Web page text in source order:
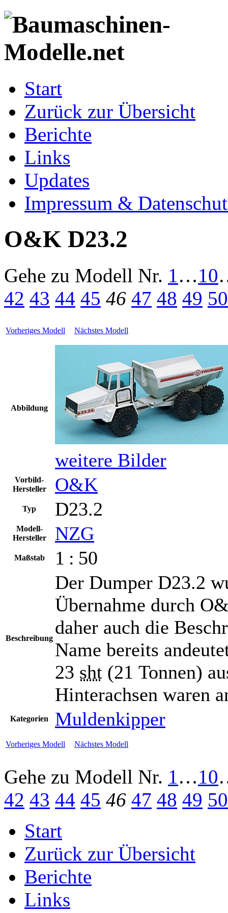
Start
Zurück zur Übersicht
Berichte
Links
Updates
Impressum &
O&K D23.2
Gehe zu Modell Nr. 1…10
42 43 44 45 46 47 48 49 50
Vorheriges Modell Nächstes Modell
Abbildung
weitere Bilder
Vorbild-
Hersteller
O&K
Typ D23.2
Modell-
Hersteller
NZG
Maßstab 1 : 50
Beschreibung
Der Dumper D23.2
Übernahme durch
daher auch die
Name bereits
23 sht (21 Tonnen)
Hinterachsen waren
Kategorien Muldenkipper
Vorheriges Modell Nächstes Modell
Gehe zu Modell Nr. 1…10
42 43 44 45 46 47 48 49 50
Start
Zurück zur Übersicht
Berichte
Links